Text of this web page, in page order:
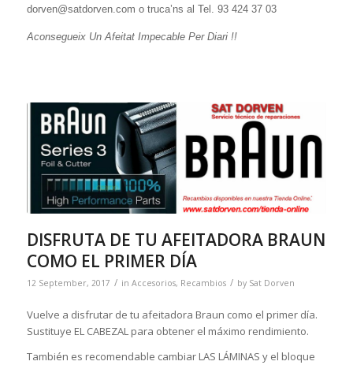
dorven@satdorven.com o truca’ns al Tel. 93 424 37 03
Aconsegueix Un Afeitat Impecable Per Diari !!
DISFRUTA DE TU AFEITADORA BRAUN
COMO EL PRIMER DÍA
12 September, 2017 / in Accesorios, Recambios / by Sat Dorven
Vuelve a disfrutar de tu afeitadora Braun como el primer día.
Sustituye EL CABEZAL para obtener el máximo rendimiento.
También es recomendable cambiar LAS LÁMINAS y el bloque